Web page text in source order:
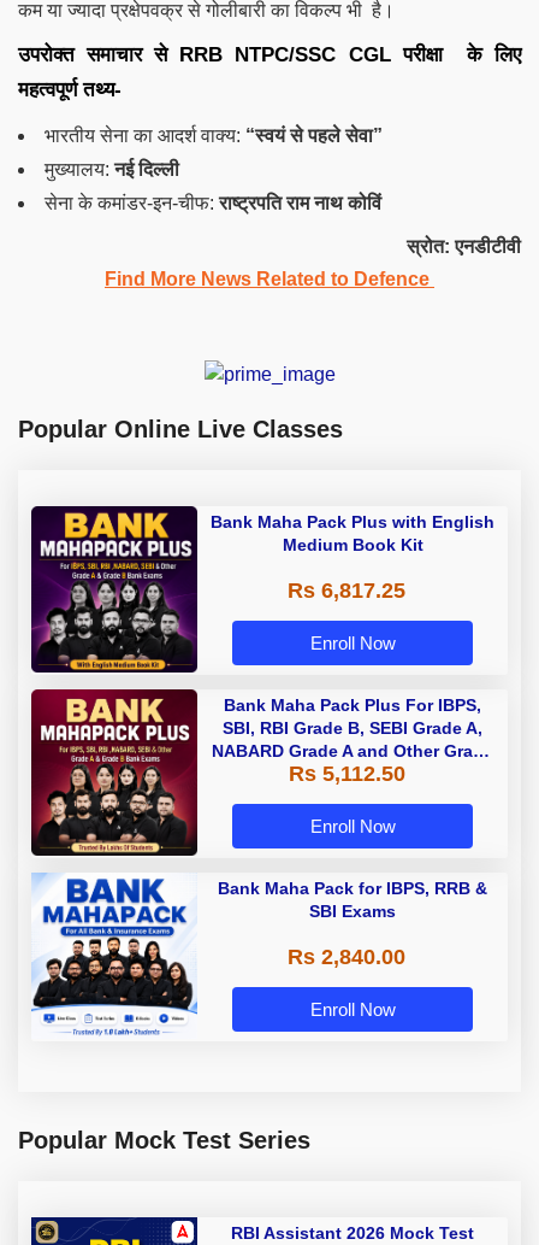
कम या ज्यादा प्रक्षेपवक्र से गोलीबारी का विकल्प भी है।
उपरोक्त समाचार से RRB NTPC/SSC CGL परीक्षा के लिए
महत्वपूर्ण तथ्य-
भारतीय सेना का आदर्श वाक्य: “स्वयं से पहले सेवा”
मुख्यालय:नई दिल्ली
सेना के कमांडर-इन-चीफ:राष्ट्रपति राम नाथ कोविं
स्रोत: एनडीटीवी
Find More News Related to Defence
Popular Online Live Classes
Bank Maha Pack Plus with English
Medium Book Kit
Rs 6,817.25
Enroll Now
Bank Maha Pack Plus For IBPS,
SBI, RBI Grade B, SEBI Grade A,
NABARD Grade A and Other Grade
A & Grade B Bank Exams
Rs 5,112.50
Enroll Now
Bank Maha Pack for IBPS, RRB &
SBI Exams
Rs 2,840.00
Enroll Now
Popular Mock Test Series
RBI Assistant 2026 Mock Test